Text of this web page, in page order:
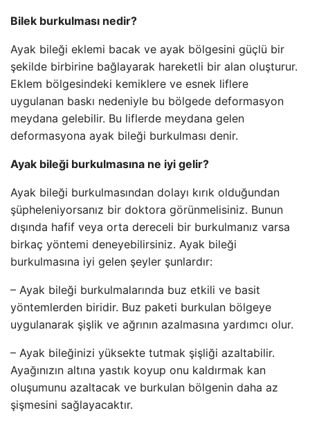
Bilek burkulması nedir?
Ayak bileği eklemi bacak ve ayak bölgesini güçlü bir
şekilde birbirine bağlayarak hareketli bir alan oluşturur.
Eklem bölgesindeki kemiklere ve esnek liflere
uygulanan baskı nedeniyle bu bölgede deformasyon
meydana gelebilir. Bu liflerde meydana gelen
deformasyona ayak bileği burkulması denir.
Ayak bileği burkulmasına ne iyi gelir?
Ayak bileği burkulmasından dolayı kırık olduğundan
şüpheleniyorsanız bir doktora görünmelisiniz. Bunun
dışında hafif veya orta dereceli bir burkulmanız varsa
birkaç yöntemi deneyebilirsiniz. Ayak bileği
burkulmasına iyi gelen şeyler şunlardır:
– Ayak bileği burkulmalarında buz etkili ve basit
yöntemlerden biridir. Buz paketi burkulan bölgeye
uygulanarak şişlik ve ağrının azalmasına yardımcı olur.
– Ayak bileğinizi yüksekte tutmak şişliği azaltabilir.
Ayağınızın altına yastık koyup onu kaldırmak kan
oluşumunu azaltacak ve burkulan bölgenin daha az
şişmesini sağlayacaktır.